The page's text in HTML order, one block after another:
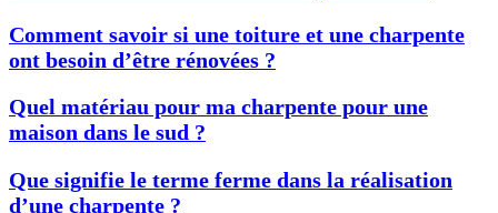
Comment savoir si une toiture et une charpente
ont besoin d’être rénovées ?
Quel matériau pour ma charpente pour une
maison dans le sud ?
Que signifie le terme ferme dans la réalisation
d’une charpente ?